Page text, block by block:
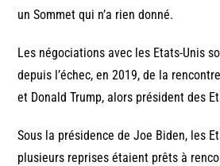
un Sommet qui n’a rien donné.
Les négociations avec les Etats-Unis
depuis l’échec, en 2019, de la
et Donald Trump, alors président des
Sous la présidence de Joe Biden, les
plusieurs reprises étaient prêts à